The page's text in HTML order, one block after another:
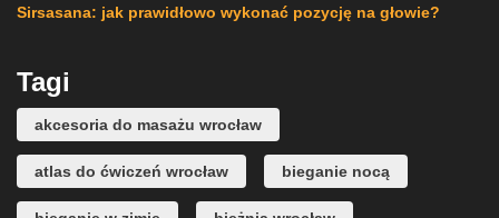
Sirsasana: jak prawidłowo wykonać pozycję na głowie?
Tagi
akcesoria do masażu wrocław
atlas do ćwiczeń wrocław bieganie nocą